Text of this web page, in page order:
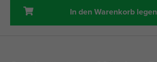
In den Warenkorb legen